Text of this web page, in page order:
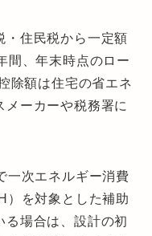
・住民税から一定額
間、年末時点のロー
除額は住宅の省エネ
ーカーや税務署に
一次エネルギー消費
）を対象とした補助
る場合は、設計の初